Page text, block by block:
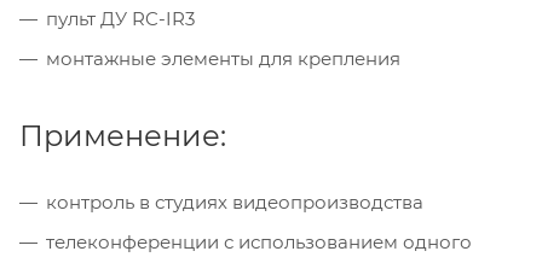
пульт ДУ RC-IR3
монтажные элементы для крепления
Применение:
контроль в студиях видеопроизводства
телеконференции с использованием одного